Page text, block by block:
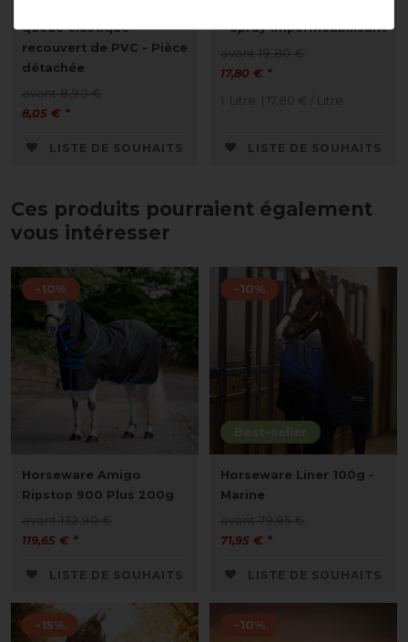
queue élastique
recouvert de PVC - Pièce
détachée
avant 8,90 €
8,05 € *
LISTE DE SOUHAITS
- Spray imperméabilisant
avant 19,80 €
17,80 € *
1 Litre | 17,80 € / Litre
LISTE DE SOUHAITS
Ces produits pourraient également
vous intéresser
-10%
Horseware Amigo
Ripstop 900 Plus 200g
avant 132,90 €
119,65 € *
LISTE DE SOUHAITS
Best-seller
-10%
Horseware Liner 100g -
Marine
avant 79,95 €
71,95 € *
LISTE DE SOUHAITS
-15% -10%